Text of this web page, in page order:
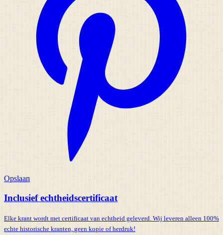
Opslaan
Inclusief echtheidscertificaat
Elke krant wordt met certificaat van echtheid geleverd. Wij leveren alleen 100%
echte historische kranten, geen kopie of herdruk!